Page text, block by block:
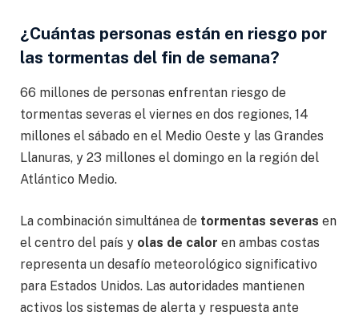
¿Cuántas personas están en riesgo por
las tormentas del fin de semana?
66 millones de personas enfrentan riesgo de
tormentas severas el viernes en dos regiones, 14
millones el sábado en el Medio Oeste y las Grandes
Llanuras, y 23 millones el domingo en la región del
Atlántico Medio.
La combinación simultánea de tormentas severas en
el centro del país y olas de calor en ambas costas
representa un desafío meteorológico significativo
para Estados Unidos. Las autoridades mantienen
activos los sistemas de alerta y respuesta ante